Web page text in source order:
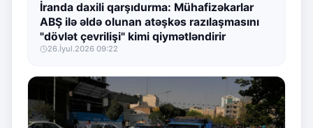
İranda daxili qarşıdurma: Mühafizəkarlar
ABŞ ilə əldə olunan atəşkəs razılaşmasını
"dövlət çevrilişi" kimi qiymətləndirir
26.İyul.2026 09:22